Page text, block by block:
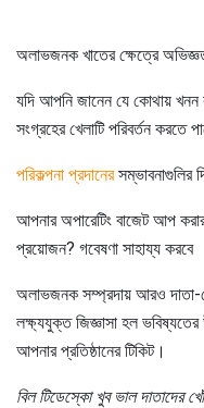
অলাভজনক খাতের ক্ষেত্রে
যদি আপনি জানেন যে কোথায়
সংগ্রহের খেলাটি পরিবর্তন করতে
পরিকল্পনা প্রদানেরসম্ভাবনাগুলির
আপনার অপারেটিং বাজেট আপ
প্রয়োজন? গবেষণা সাহায্য করবে
অলাভজনক সম্প্রদায় আরও দাতা-
লক্ষ্যযুক্ত জিজ্ঞাসা হল
আপনার প্রতিষ্ঠানের টিকিট।
বিল টিডেস্কো খুব ভাল দাতাদের